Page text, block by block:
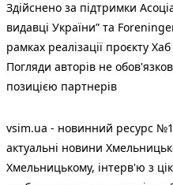
Здійснено за підтримки
видавці України” та
рамках реалізації проєкту
Погляди авторів не
позицією партнерів
vsim.ua - новинний ресурс
актуальні новини
Хмельницькому, інтерв'ю з